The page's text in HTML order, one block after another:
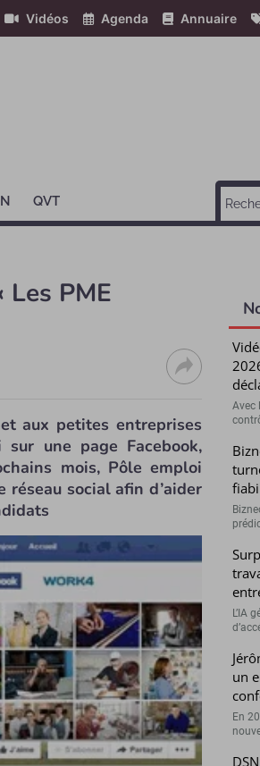
Vidéos Agenda Annuaire
QVT
PME
aux petites entreprises
sur une page Facebook,
mois, Pôle emploi
social afin d’aider
Avec
L’IA
un
En